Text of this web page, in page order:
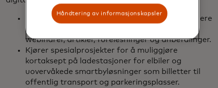
Bidrar aktivt til økonomisk opplæring av gründere
og forbrukere gjennom plattformer som
webinarer, artikler, forelesninger og anbefalinger.
Kjører spesialprosjekter for å muliggjøre
kortaksept på ladestasjoner for elbiler og
uovervåkede smartbyløsninger som billetter til
offentlig transport og parkeringsplasser.
Håndtering av informasjonskapsler